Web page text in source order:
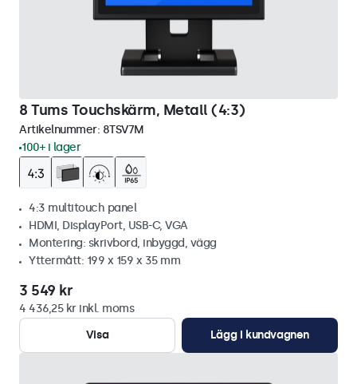
8 Tums Touchskärm, Metall (4:3)
Artikelnummer: 8TSV7M
100+ i lager
4:3 multitouch panel
HDMI, DisplayPort, USB-C, VGA
Montering: skrivbord, inbyggd, vägg
Yttermått: 199 x 159 x 35 mm
3 549 kr
4 436,25 kr inkl. moms
Visa
Lägg i kundvagnen